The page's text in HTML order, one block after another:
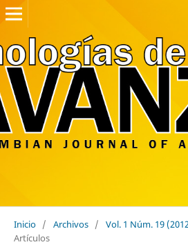
Inicio / Archivos / Vol. 1 Núm. 19
Artículos